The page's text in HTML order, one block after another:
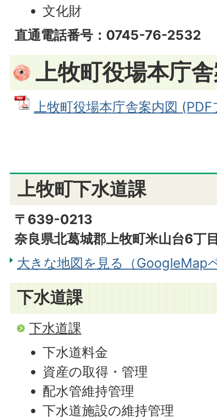
文化財
直通電話番号：0745-76-2532
上牧町役場本庁
上牧町役場本庁舎案内図
上牧町下水道課
〒639-0213
奈良県北葛城郡上牧町米山台6丁
大きな地図を見る（GoogleMap
下水道課
下水道課
下水道料金
資産の取得・管理
配水管維持管理
下水道施設の維持管理